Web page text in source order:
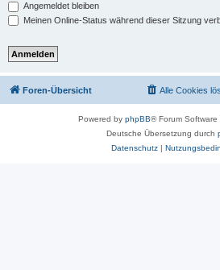
Angemeldet bleiben
Meinen Online-Status während dieser Sitzung
Foren-Übersicht Alle Cookies
Powered by phpBB® Forum
Deutsche Übersetzung durch
Datenschutz|